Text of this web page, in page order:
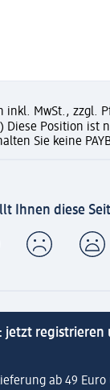
inkl. MwSt., zzgl.
Diese Position ist
Sie keine
Ihnen diese
jetzt registrieren
ab 49